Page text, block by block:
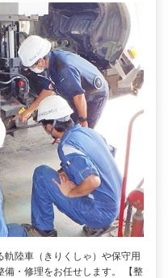
陸車（きりくしゃ）や保守用
備・修理をお任せします。 【整